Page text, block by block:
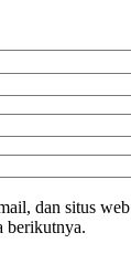
dan situs
berikutnya.